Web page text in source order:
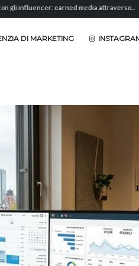
earned media attraverso... Strumenti
DI MARKETING